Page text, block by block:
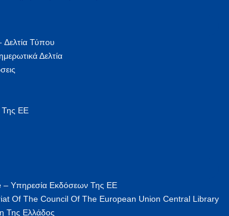
Τύπου
Δελτία
Της ΕΕ
– Υπηρεσία Εκδόσεων Της ΕΕ
Of The Council Of The European Union Central Library
Της Ελλάδος